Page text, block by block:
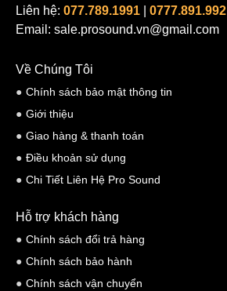
Liên hệ: 077.789.1991 0777.891.992
Email: sale.prosound.vn@gmail.com
Về Chúng Tôi
Chính sách bảo mật thông tin
Giới thiệu
Giao hàng & thanh toán
Điều khoản sử dụng
Chi Tiết Liên Hệ Pro Sound
Hỗ trợ khách hàng
Chính sách đổi trả hàng
Chính sách bảo hành
Chính sách vận chuyển